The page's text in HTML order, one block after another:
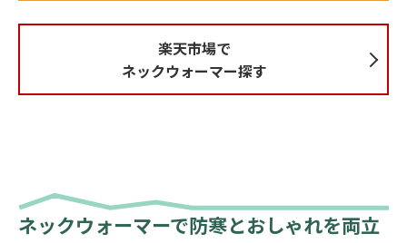
楽天市場で
ネックウォーマー探す
ネックウォーマーで防寒とおしゃれを両立